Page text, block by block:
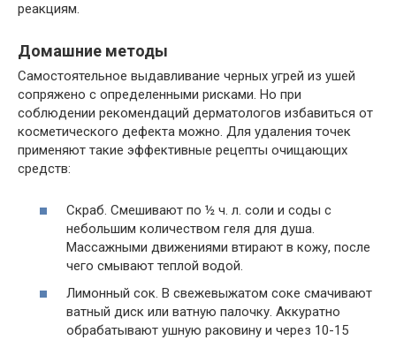
реакциям.
Домашние методы
Самостоятельное выдавливание черных угрей из ушей
сопряжено с определенными рисками. Но при
соблюдении рекомендаций дерматологов избавиться от
косметического дефекта можно. Для удаления точек
применяют такие эффективные рецепты очищающих
средств:
Скраб. Смешивают по ½ ч. л. соли и соды с
небольшим количеством геля для душа.
Массажными движениями втирают в кожу, после
чего смывают теплой водой.
Лимонный сок. В свежевыжатом соке смачивают
ватный диск или ватную палочку. Аккуратно
обрабатывают ушную раковину и через 10-15